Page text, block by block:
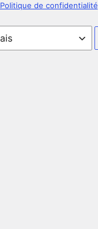
Politique de confidentialité